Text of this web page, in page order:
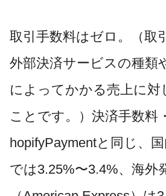
取引手数料はゼロ。（取
外部決済サービスの種類
によってかかる売上に対
ことです。）決済手数料
hopifyPaymentと同じ、
では3.25%〜3.4%、海外